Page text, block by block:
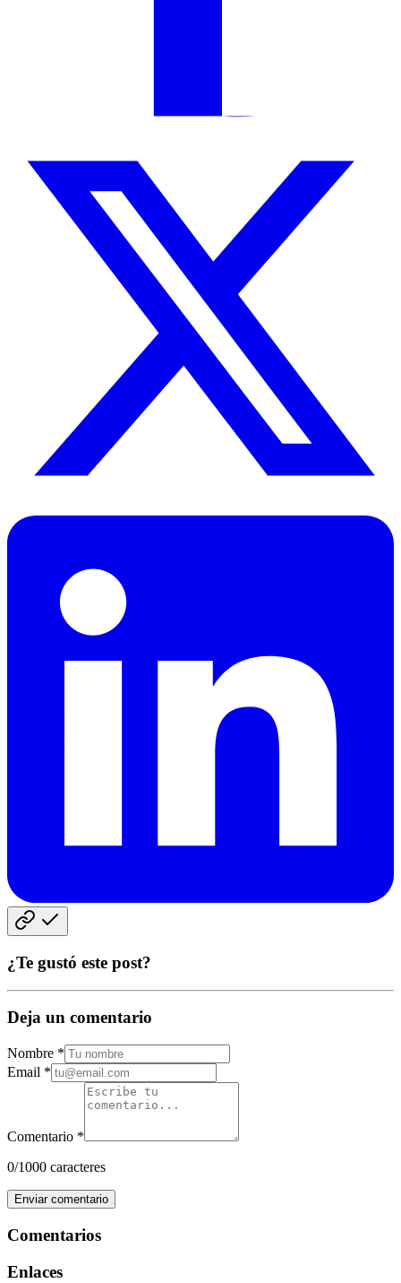
¿Te gustó este post?
Deja un comentario
Nombre *
Email *
Comentario *
0/1000 caracteres
Enviar comentario
Comentarios
Enlaces